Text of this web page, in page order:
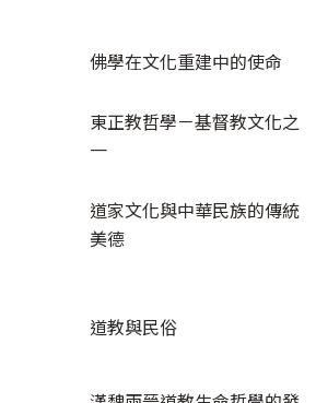
佛學在文化重建中的使命
東正教哲學－基督教文化之
一
道家文化與中華民族的傳統
美德
道教與民俗